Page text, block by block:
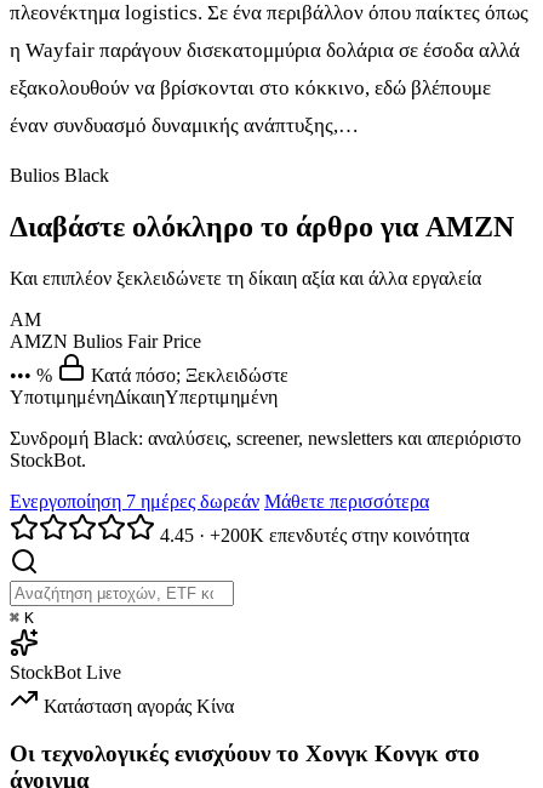
πλεονέκτημα logistics. Σε ένα περιβάλλον όπου παίκτες όπως
η Wayfair παράγουν δισεκατομμύρια δολάρια σε έσοδα αλλά
εξακολουθούν να βρίσκονται στο κόκκινο, εδώ βλέπουμε
έναν συνδυασμό δυναμικής ανάπτυξης,…
Bulios Black
Διαβάστε ολόκληρο το άρθρο για AMZN
Και επιπλέον ξεκλειδώνετε τη δίκαιη αξία και άλλα εργαλεία
AM
AMZN Bulios Fair Price
••• %
Κατά πόσο; Ξεκλειδώστε
ΥποτιμημένηΔίκαιηΥπερτιμημένη
Συνδρομή Black: αναλύσεις, screener, newsletters και απεριόριστο
StockBot.
Ενεργοποίηση 7 ημέρες δωρεάν Μάθετε περισσότερα
4.45 · +200K επενδυτές στην κοινότητα
⌘ K
StockBot Live
Κατάσταση αγοράς Κίνα
Οι τεχνολογικές ενισχύουν το Χονγκ Κονγκ στο
άνοιγμα